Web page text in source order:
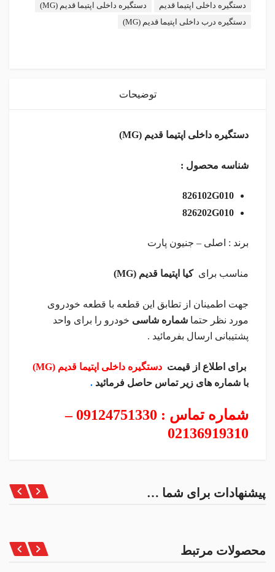
دستگیره داخلی اپتیما قدیم
دستگیره داخلی اپتیما قدیم (MG)
دستگیره درب داخلی اپتیما قدیم (MG)
توضیحات
دستگیره داخلی اپتیما قدیم (MG)
شناسه محصول :
826102G010
826202G010
برند : اصلی – جنیون پارت
مناسب برای کیا اپتیما قدیم (MG)
جهت اطمینان از تطابق این قطعه با قطعه خودروی
مورد نظر حتما شماره شاسی خودرو را برای واحد
پشتیبانی ارسال بفرمائید .
برای اطلاع از قیمت دستگیره داخلی اپتیما قدیم (MG)
با شماره های زیر تماس حاصل فرمائید .
شماره تماس :
09124751330 –
02136919310
پیشنهادات برای شما …
محصولات مرتبط